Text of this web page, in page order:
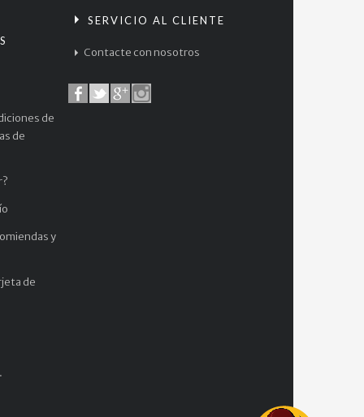
de
de
y
de
SERVICIO AL CLIENTE
Contacte con nosotros